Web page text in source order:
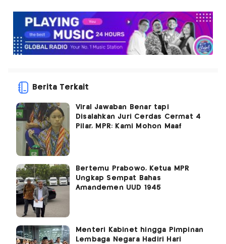
Berita Terkait
Viral Jawaban Benar tapi
Disalahkan Juri Cerdas Cermat 4
Pilar, MPR: Kami Mohon Maaf
Bertemu Prabowo, Ketua MPR
Ungkap Sempat Bahas
Amandemen UUD 1945
Menteri Kabinet hingga Pimpinan
Lembaga Negara Hadiri Hari